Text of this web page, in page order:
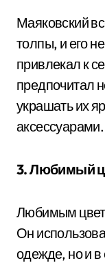
Маяковский
толпы, и его
привлекал к
предпочитал
украшать их
аксессуарами.
3. Любимый
Любимым
Он
одежде, но и в